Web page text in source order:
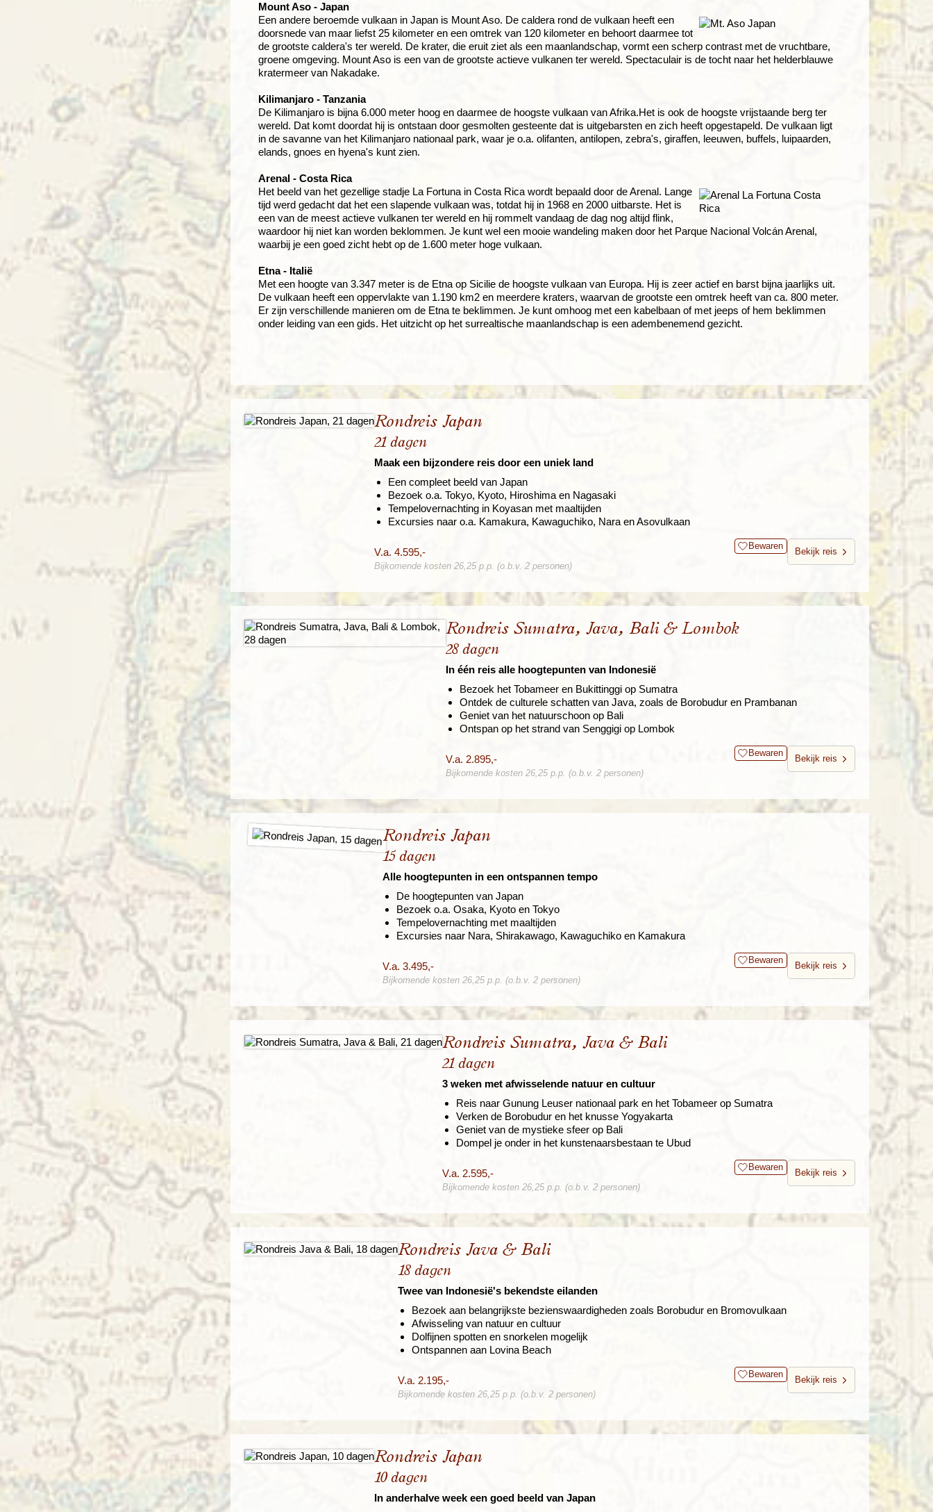
Mount Aso - Japan
Een andere beroemde vulkaan in Japan is Mount Aso. De caldera rond de vulkaan heeft een
doorsnede van maar liefst 25 kilometer en een omtrek van 120 kilometer en behoort daarmee tot
de grootste caldera's ter wereld. De krater, die eruit ziet als een maanlandschap, vormt een scherp contrast met de vruchtbare,
groene omgeving. Mount Aso is een van de grootste actieve vulkanen ter wereld. Spectaculair is de tocht naar het helderblauwe
kratermeer van Nakadake.
Kilimanjaro - Tanzania
De Kilimanjaro is bijna 6.000 meter hoog en daarmee de hoogste vulkaan van Afrika.Het is ook de hoogste vrijstaande berg ter
wereld. Dat komt doordat hij is ontstaan door gesmolten gesteente dat is uitgebarsten en zich heeft opgestapeld. De vulkaan ligt
in de savanne van het Kilimanjaro nationaal park, waar je o.a. olifanten, antilopen, zebra's, giraffen, leeuwen, buffels, luipaarden,
elands, gnoes en hyena's kunt zien.
Arenal - Costa Rica
Het beeld van het gezellige stadje La Fortuna in Costa Rica wordt bepaald door de Arenal. Lange
tijd werd gedacht dat het een slapende vulkaan was, totdat hij in 1968 en 2000 uitbarste. Het is
een van de meest actieve vulkanen ter wereld en hij rommelt vandaag de dag nog altijd flink,
waardoor hij niet kan worden beklommen. Je kunt wel een mooie wandeling maken door het Parque Nacional Volcán Arenal,
waarbij je een goed zicht hebt op de 1.600 meter hoge vulkaan.
Etna - Italië
Met een hoogte van 3.347 meter is de Etna op Sicilie de hoogste vulkaan van Europa. Hij is zeer actief en barst bijna jaarlijks uit.
De vulkaan heeft een oppervlakte van 1.190 km2 en meerdere kraters, waarvan de grootste een omtrek heeft van ca. 800 meter.
Er zijn verschillende manieren om de Etna te beklimmen. Je kunt omhoog met een kabelbaan of met jeeps of hem beklimmen
onder leiding van een gids. Het uitzicht op het surrealtische maanlandschap is een adembenemend gezicht.
Rondreis Japan
21 dagen
Maak een bijzondere reis door een uniek land
Een compleet beeld van Japan
Bezoek o.a. Tokyo, Kyoto, Hiroshima en Nagasaki
Tempelovernachting in Koyasan met maaltijden
Excursies naar o.a. Kamakura, Kawaguchiko, Nara en Asovulkaan
V.a. 4.595,- Bewaren
Bekijk reis
Bijkomende kosten 26,25 p.p. (o.b.v. 2 personen)
Rondreis Sumatra, Java, Bali & Lombok
28 dagen
In één reis alle hoogtepunten van Indonesië
Bezoek het Tobameer en Bukittinggi op Sumatra
Ontdek de culturele schatten van Java, zoals de Borobudur en Prambanan
Geniet van het natuurschoon op Bali
Ontspan op het strand van Senggigi op Lombok
V.a. 2.895,- Bewaren
Bekijk reis
Bijkomende kosten 26,25 p.p. (o.b.v. 2 personen)
Rondreis Japan
15 dagen
Alle hoogtepunten in een ontspannen tempo
De hoogtepunten van Japan
Bezoek o.a. Osaka, Kyoto en Tokyo
Tempelovernachting met maaltijden
Excursies naar Nara, Shirakawago, Kawaguchiko en Kamakura
V.a. 3.495,- Bewaren
Bekijk reis
Bijkomende kosten 26,25 p.p. (o.b.v. 2 personen)
Rondreis Sumatra, Java & Bali
21 dagen
3 weken met afwisselende natuur en cultuur
Reis naar Gunung Leuser nationaal park en het Tobameer op Sumatra
Verken de Borobudur en het knusse Yogyakarta
Geniet van de mystieke sfeer op Bali
Dompel je onder in het kunstenaarsbestaan te Ubud
V.a. 2.595,- Bewaren
Bekijk reis
Bijkomende kosten 26,25 p.p. (o.b.v. 2 personen)
Rondreis Java & Bali
18 dagen
Twee van Indonesië's bekendste eilanden
Bezoek aan belangrijkste bezienswaardigheden zoals Borobudur en Bromovulkaan
Afwisseling van natuur en cultuur
Dolfijnen spotten en snorkelen mogelijk
Ontspannen aan Lovina Beach
V.a. 2.195,- Bewaren
Bekijk reis
Bijkomende kosten 26,25 p.p. (o.b.v. 2 personen)
Rondreis Japan
10 dagen
In anderhalve week een goed beeld van Japan